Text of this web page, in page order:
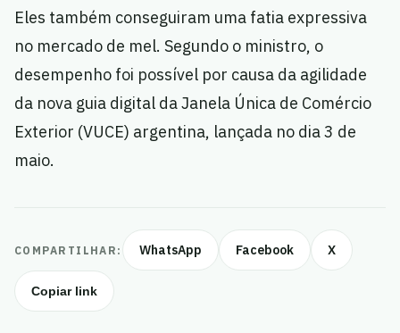
Eles também conseguiram uma fatia expressiva
no mercado de mel. Segundo o ministro, o
desempenho foi possível por causa da agilidade
da nova guia digital da Janela Única de Comércio
Exterior (VUCE) argentina, lançada no dia 3 de
maio.
COMPARTILHAR: WhatsApp Facebook X
Copiar link